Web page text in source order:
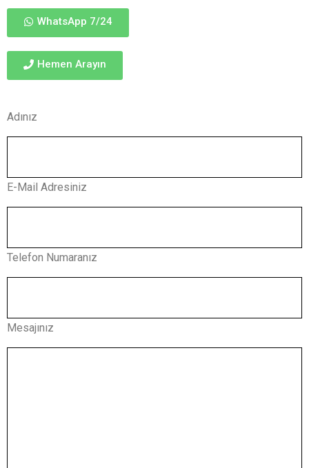
WhatsApp 7/24
Hemen Arayın
Adınız
E-Mail Adresiniz
Telefon Numaranız
Mesajınız